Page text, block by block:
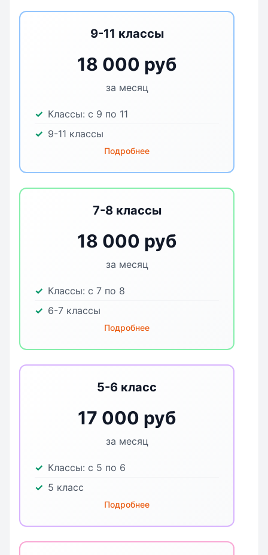
9-11 классы
18 000 руб
за месяц
Классы: с 9 по 11
9-11 классы
Подробнее
7-8 классы
18 000 руб
за месяц
Классы: с 7 по 8
6-7 классы
Подробнее
5-6 класс
17 000 руб
за месяц
Классы: с 5 по 6
5 класс
Подробнее